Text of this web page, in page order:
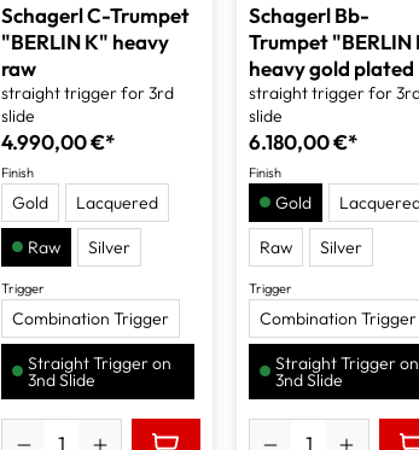
Schagerl C-Trumpet
"BERLIN K" heavy
raw
straight trigger for 3rd
slide
4.990,00 €*
Finish
Gold Lacquered
Raw Silver
Trigger
Combination Trigger
Straight Trigger on
3nd Slide
Schagerl Bb-
Trumpet "BERLIN
heavy gold plated
straight trigger for
slide
6.180,00 €*
Finish
Gold
Raw Silver(This option
Trigger
Combination Trigger
Straight Trigger on
3nd Slide